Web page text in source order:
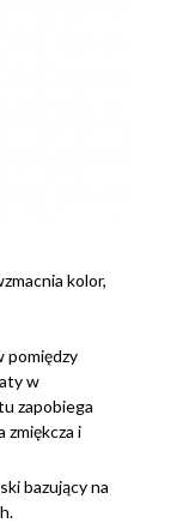
kolor,
pomiędzy
w
zapobiega
zmiękcza i
bazujący na